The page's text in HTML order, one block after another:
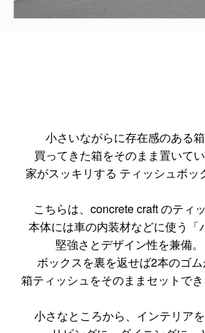
小さいながらに存在感のある箱
買ってきた箱をそのまま置いて
家がスッキリする ティッシュボッ
こちらは、concrete craft のティ
本体には車の内装材などに使う「
堅強さとデザイン性を兼備
ボックスを裏を返せば2本のゴム
箱ティッシュをそのままセットでき
小さなところから、インテリアを